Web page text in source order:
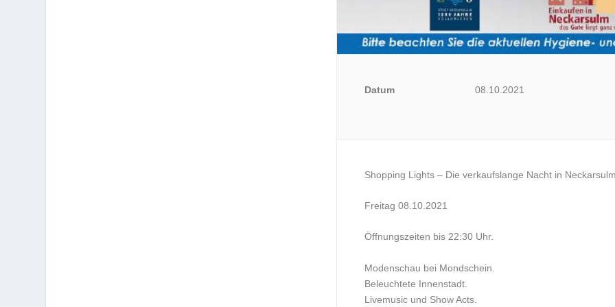
Datum 08.10.2021
Shopping Lights – Die verkaufslange Nacht in
Freitag 08.10.2021
Öffnungszeiten bis 22:30 Uhr.
Modenschau bei Mondschein.
Beleuchtete Innenstadt.
Livemusic und Show Acts.